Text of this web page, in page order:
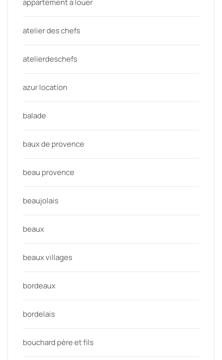
appartement a louer
atelier des chefs
atelierdeschefs
azur location
balade
baux de provence
beau provence
beaujolais
beaux
beaux villages
bordeaux
bordelais
bouchard père et fils